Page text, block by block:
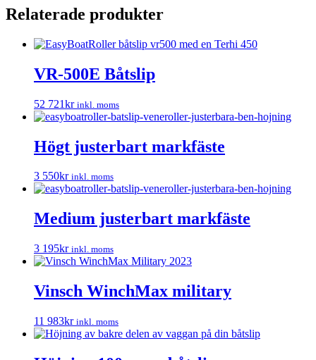
Relaterade produkter
VR-500E Båtslip
52 721kr inkl. moms
Högt justerbart markfäste
3 550kr inkl. moms
Medium justerbart markfäste
3 195kr inkl. moms
Vinsch WinchMax military
11 983kr inkl. moms